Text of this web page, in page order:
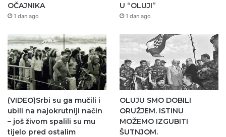
OČAJNIKA
1 dan ago
U “OLUJI”
1 dan ago
(VIDEO)Srbi su ga mučili i
ubili na najokrutniji način
– još živom spalili su mu
tijelo pred ostalim
OLUJU SMO DOBILI
ORUŽJEM. ISTINU
MOŽEMO IZGUBITI
ŠUTNJOM.